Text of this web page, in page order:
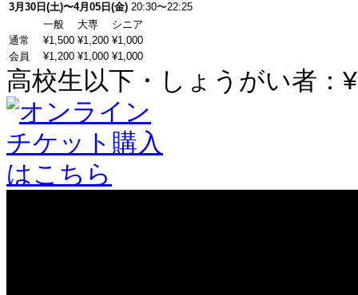
3月30日(土)〜4月05日(金) 20:30〜22:25
一般
大専
シニア
通常
¥1,500 ¥1,200 ¥1,000
会員
¥1,200 ¥1,000 ¥1,000
高校生以下・しょうがい者：